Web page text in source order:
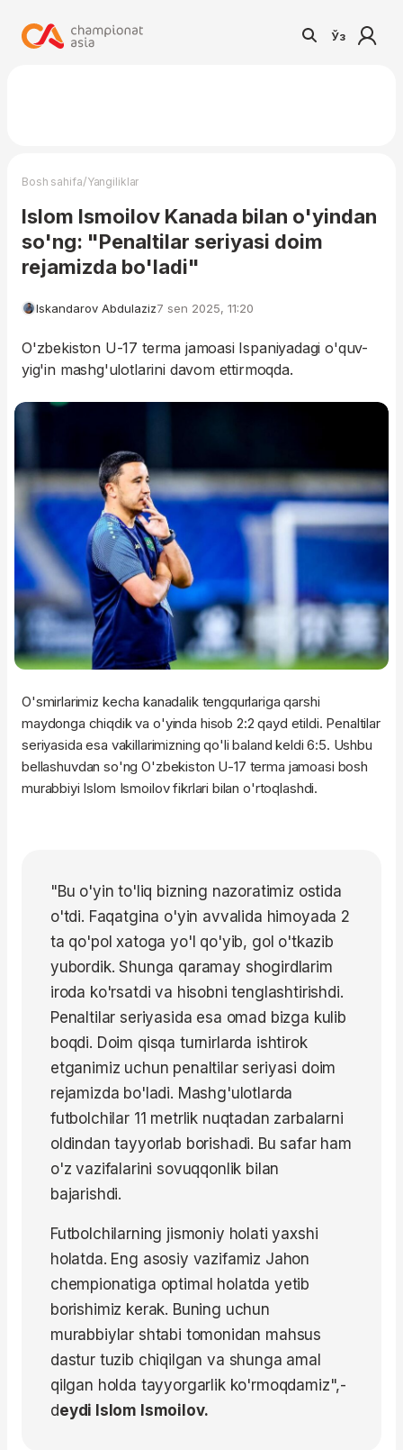
Ўз
Bosh sahifa/Yangiliklar
Islom Ismoilov Kanada bilan o'yindan
so'ng: "Penaltilar seriyasi doim
rejamizda bo'ladi"
Iskandarov Abdulaziz7 sen 2025, 11:20
O'zbekiston U-17 terma jamoasi Ispaniyadagi o'quv-
yig'in mashg'ulotlarini davom ettirmoqda.
O'smirlarimiz kecha kanadalik tengqurlariga qarshi
maydonga chiqdik va o'yinda hisob 2:2 qayd etildi. Penaltilar
seriyasida esa vakillarimizning qo'li baland keldi 6:5. Ushbu
bellashuvdan so'ng O'zbekiston U-17 terma jamoasi bosh
murabbiyi Islom Ismoilov fikrlari bilan o'rtoqlashdi.
"Bu o'yin to'liq bizning nazoratimiz ostida
o'tdi. Faqatgina o'yin avvalida himoyada 2
ta qo'pol xatoga yo'l qo'yib, gol o'tkazib
yubordik. Shunga qaramay shogirdlarim
iroda ko'rsatdi va hisobni tenglashtirishdi.
Penaltilar seriyasida esa omad bizga kulib
boqdi. Doim qisqa turnirlarda ishtirok
etganimiz uchun penaltilar seriyasi doim
rejamizda bo'ladi. Mashg'ulotlarda
futbolchilar 11 metrlik nuqtadan zarbalarni
oldindan tayyorlab borishadi. Bu safar ham
o'z vazifalarini sovuqqonlik bilan
bajarishdi.
Futbolchilarning jismoniy holati yaxshi
holatda. Eng asosiy vazifamiz Jahon
chempionatiga optimal holatda yetib
borishimiz kerak. Buning uchun
murabbiylar shtabi tomonidan mahsus
dastur tuzib chiqilgan va shunga amal
qilgan holda tayyorgarlik ko'rmoqdamiz",-
deydi Islom Ismoilov.